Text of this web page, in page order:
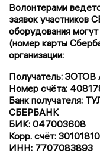
Волонтерами
заявок участников
оборудования
(номер карты
организации:
Получатель:
Номер счёта:
Банк получателя:
СБЕРБАНК
БИК: 047003608
Корр. счёт:
ИНН: 7707083893